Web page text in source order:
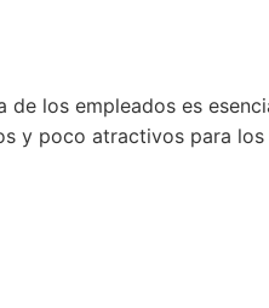
los empleados es
y poco atractivos para